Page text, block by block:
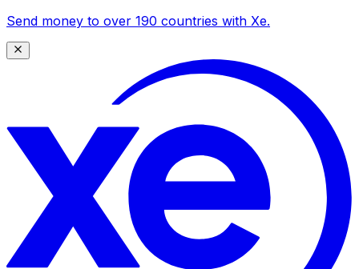
Send money to over 190 countries with Xe.